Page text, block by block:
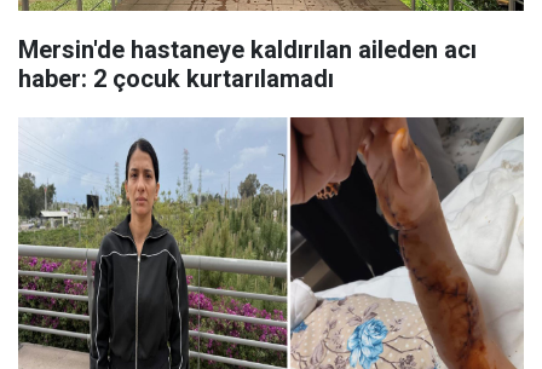
Mersin'de hastaneye kaldırılan aileden acı
haber: 2 çocuk kurtarılamadı